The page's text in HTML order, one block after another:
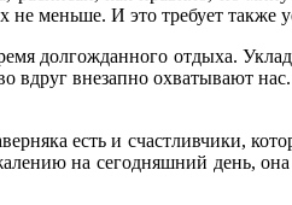
не меньше. И это требует также
долгожданного отдыха.
вдруг внезапно охватывают
есть и счастливчики,
на сегодняшний день, она